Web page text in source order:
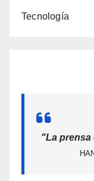
Tecnología
"La prensa